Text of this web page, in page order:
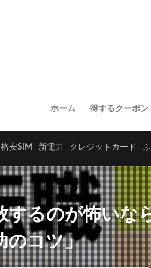
ホーム 得するクーポン
格安SIM 新電力 クレジットカード
するのが怖いな
のコツ」